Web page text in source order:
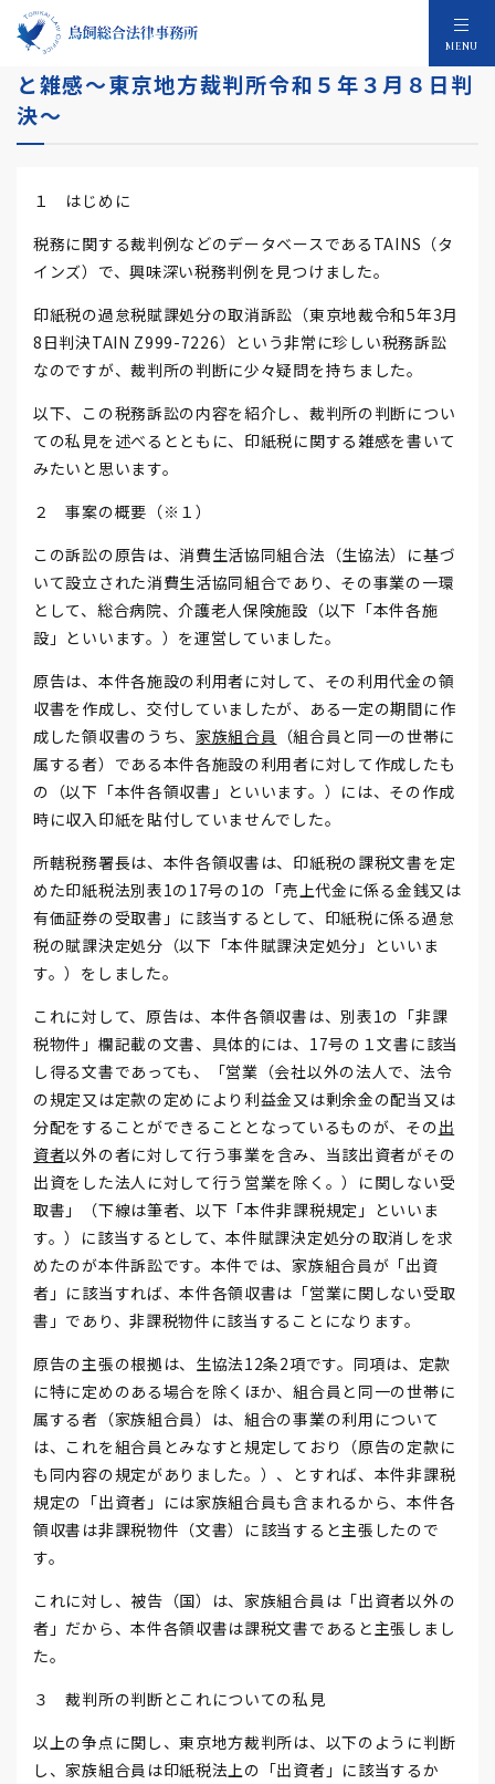
MENU
非常に珍しい印紙税に関する税務判例の紹介
と雑感～東京地方裁判所令和５年３月８日判
決～
１ はじめに
税務に関する裁判例などのデータベースであるTAINS（タ
インズ）で、興味深い税務判例を見つけました。
印紙税の過怠税賦課処分の取消訴訟（東京地裁令和5年3月
8日判決TAIN Z999-7226）という非常に珍しい税務訴訟
なのですが、裁判所の判断に少々疑問を持ちました。
以下、この税務訴訟の内容を紹介し、裁判所の判断につい
ての私見を述べるとともに、印紙税に関する雑感を書いて
みたいと思います。
２ 事案の概要（※１）
この訴訟の原告は、消費生活協同組合法（生協法）に基づ
いて設立された消費生活協同組合であり、その事業の一環
として、総合病院、介護老人保険施設（以下「本件各施
設」といいます。）を運営していました。
原告は、本件各施設の利用者に対して、その利用代金の領
収書を作成し、交付していましたが、ある一定の期間に作
成した領収書のうち、 家族組合員
（組合員と同一の世帯に
属する者）である本件各施設の利用者に対して作成したも
の（以下「本件各領収書」といいます。）には、その作成
時に収入印紙を貼付していませんでした。
所轄税務署長は、本件各領収書は、印紙税の課税文書を定
めた印紙税法別表1の17号の1の「売上代金に係る金銭又は
有価証券の受取書」に該当するとして、印紙税に係る過怠
税の賦課決定処分（以下「本件賦課決定処分」といいま
す。）をしました。
これに対して、原告は、本件各領収書は、別表1の「非課
税物件」欄記載の文書、具体的には、17号の１文書に該当
し得る文書であっても、「営業（会社以外の法人で、法令
の規定又は定款の定めにより利益金又は剰余金の配当又は
分配をすることができることとなっているものが、その出
資者以外の者に対して行う事業を含み、当該出資者がその
出資をした法人に対して行う営業を除く。）に関しない受
取書」（下線は筆者、以下「本件非課税規定」といいま
す。）に該当するとして、本件賦課決定処分の取消しを求
めたのが本件訴訟です。本件では、家族組合員が「出資
者」に該当すれば、本件各領収書は「営業に関しない受取
書」であり、非課税物件に該当することになります。
原告の主張の根拠は、生協法12条2項です。同項は、定款
に特に定めのある場合を除くほか、組合員と同一の世帯に
属する者（家族組合員）は、組合の事業の利用について
は、これを組合員とみなすと規定しており（原告の定款に
も同内容の規定がありました。）、とすれば、本件非課税
規定の「出資者」には家族組合員も含まれるから、本件各
領収書は非課税物件（文書）に該当すると主張したので
す。
これに対し、被告（国）は、家族組合員は「出資者以外の
者」だから、本件各領収書は課税文書であると主張しまし
た。
３ 裁判所の判断とこれについての私見
以上の争点に関し、東京地方裁判所は、以下のように判断
し、家族組合員は印紙税法上の「出資者」に該当するか